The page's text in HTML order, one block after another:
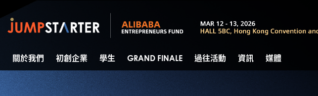
關於我們 初創企業 學生 GRAND FINALE 過往活動 資訊 媒體